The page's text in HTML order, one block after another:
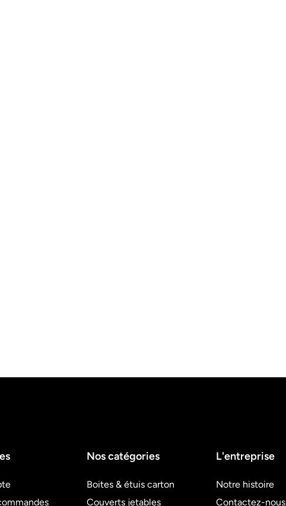
Nos catégories
Boites & étuis carton
Couverts jetables
L'entreprise
Notre histoire
Contactez-nous